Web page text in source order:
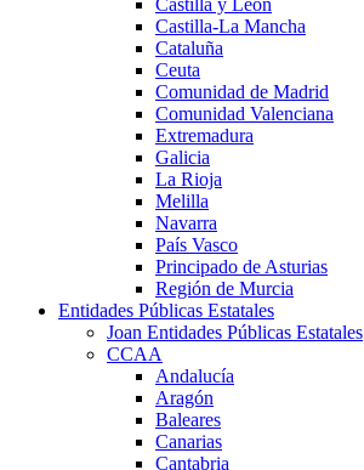
Castilla-La Mancha
Cataluña
Ceuta
Comunidad de Madrid
Comunidad Valenciana
Extremadura
Galicia
La Rioja
Melilla
Navarra
País Vasco
Principado de Asturias
Región de Murcia
Entidades Públicas Estatales
Joan Entidades Públicas Estatales
CCAA
Andalucía
Aragón
Baleares
Canarias
Cantabria